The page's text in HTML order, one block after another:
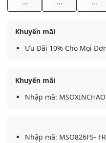
Khuyến mãi
Ưu Đãi 10% Cho Mọi
Khuyến mãi
Nhập mã:
Nhập mã: MSO826FS-